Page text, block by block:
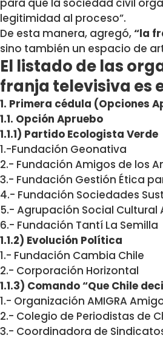
para que la sociedad civil
legitimidad al proceso”.
De esta manera, agregó,“la
sino también un espacio de
El listado de las
franja televisiva es
1. Primera cédula (Opciones
1.1. Opción Apruebo
1.1.1) Partido Ecologista Verde
1.-Fundación Geonativa
2.- Fundación Amigos de los
3.- Fundación Gestión Ética
4.- Fundación Sociedades
5.- Agrupación Social Cultural
6.- Fundación Tantí La Semilla
1.1.2) Evolución Política
1.- Fundación Cambia Chile
2.- Corporación Horizontal
1.1.3) Comando “Que Chile
1.- Organización AMIGRA
2.- Colegio de Periodistas de
3.- Coordinadora de